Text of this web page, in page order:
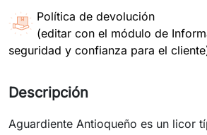
Política de devolución
(editar con el módulo de
seguridad y confianza para el
Descripción
Aguardiente Antioqueño es un licor